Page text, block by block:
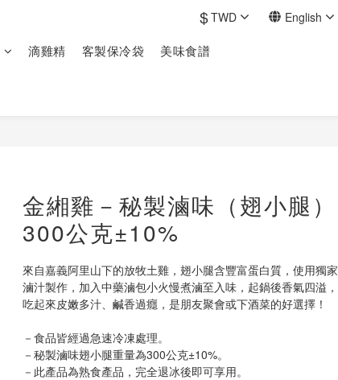
$TWD English
滴雞精 客製保冷袋
美味食譜
金緗雞－秘製滷味（翅小腿）
300公克±10%
來自嘉義阿里山下的放牧土雞，翅小腿含豐富蛋白質，使用獨家
滷汁製作，加入中藥滷包小火慢煮滷至入味，起鍋後香氣四溢，
吃起來皮嫩多汁、鹹香過癮，是朋友聚會或下酒菜的好選擇！
－食品皆經過急速冷凍處理。
－秘製滷味翅小腿重量為300公克±10%。
－此產品為熟食產品，完全退冰後即可享用。